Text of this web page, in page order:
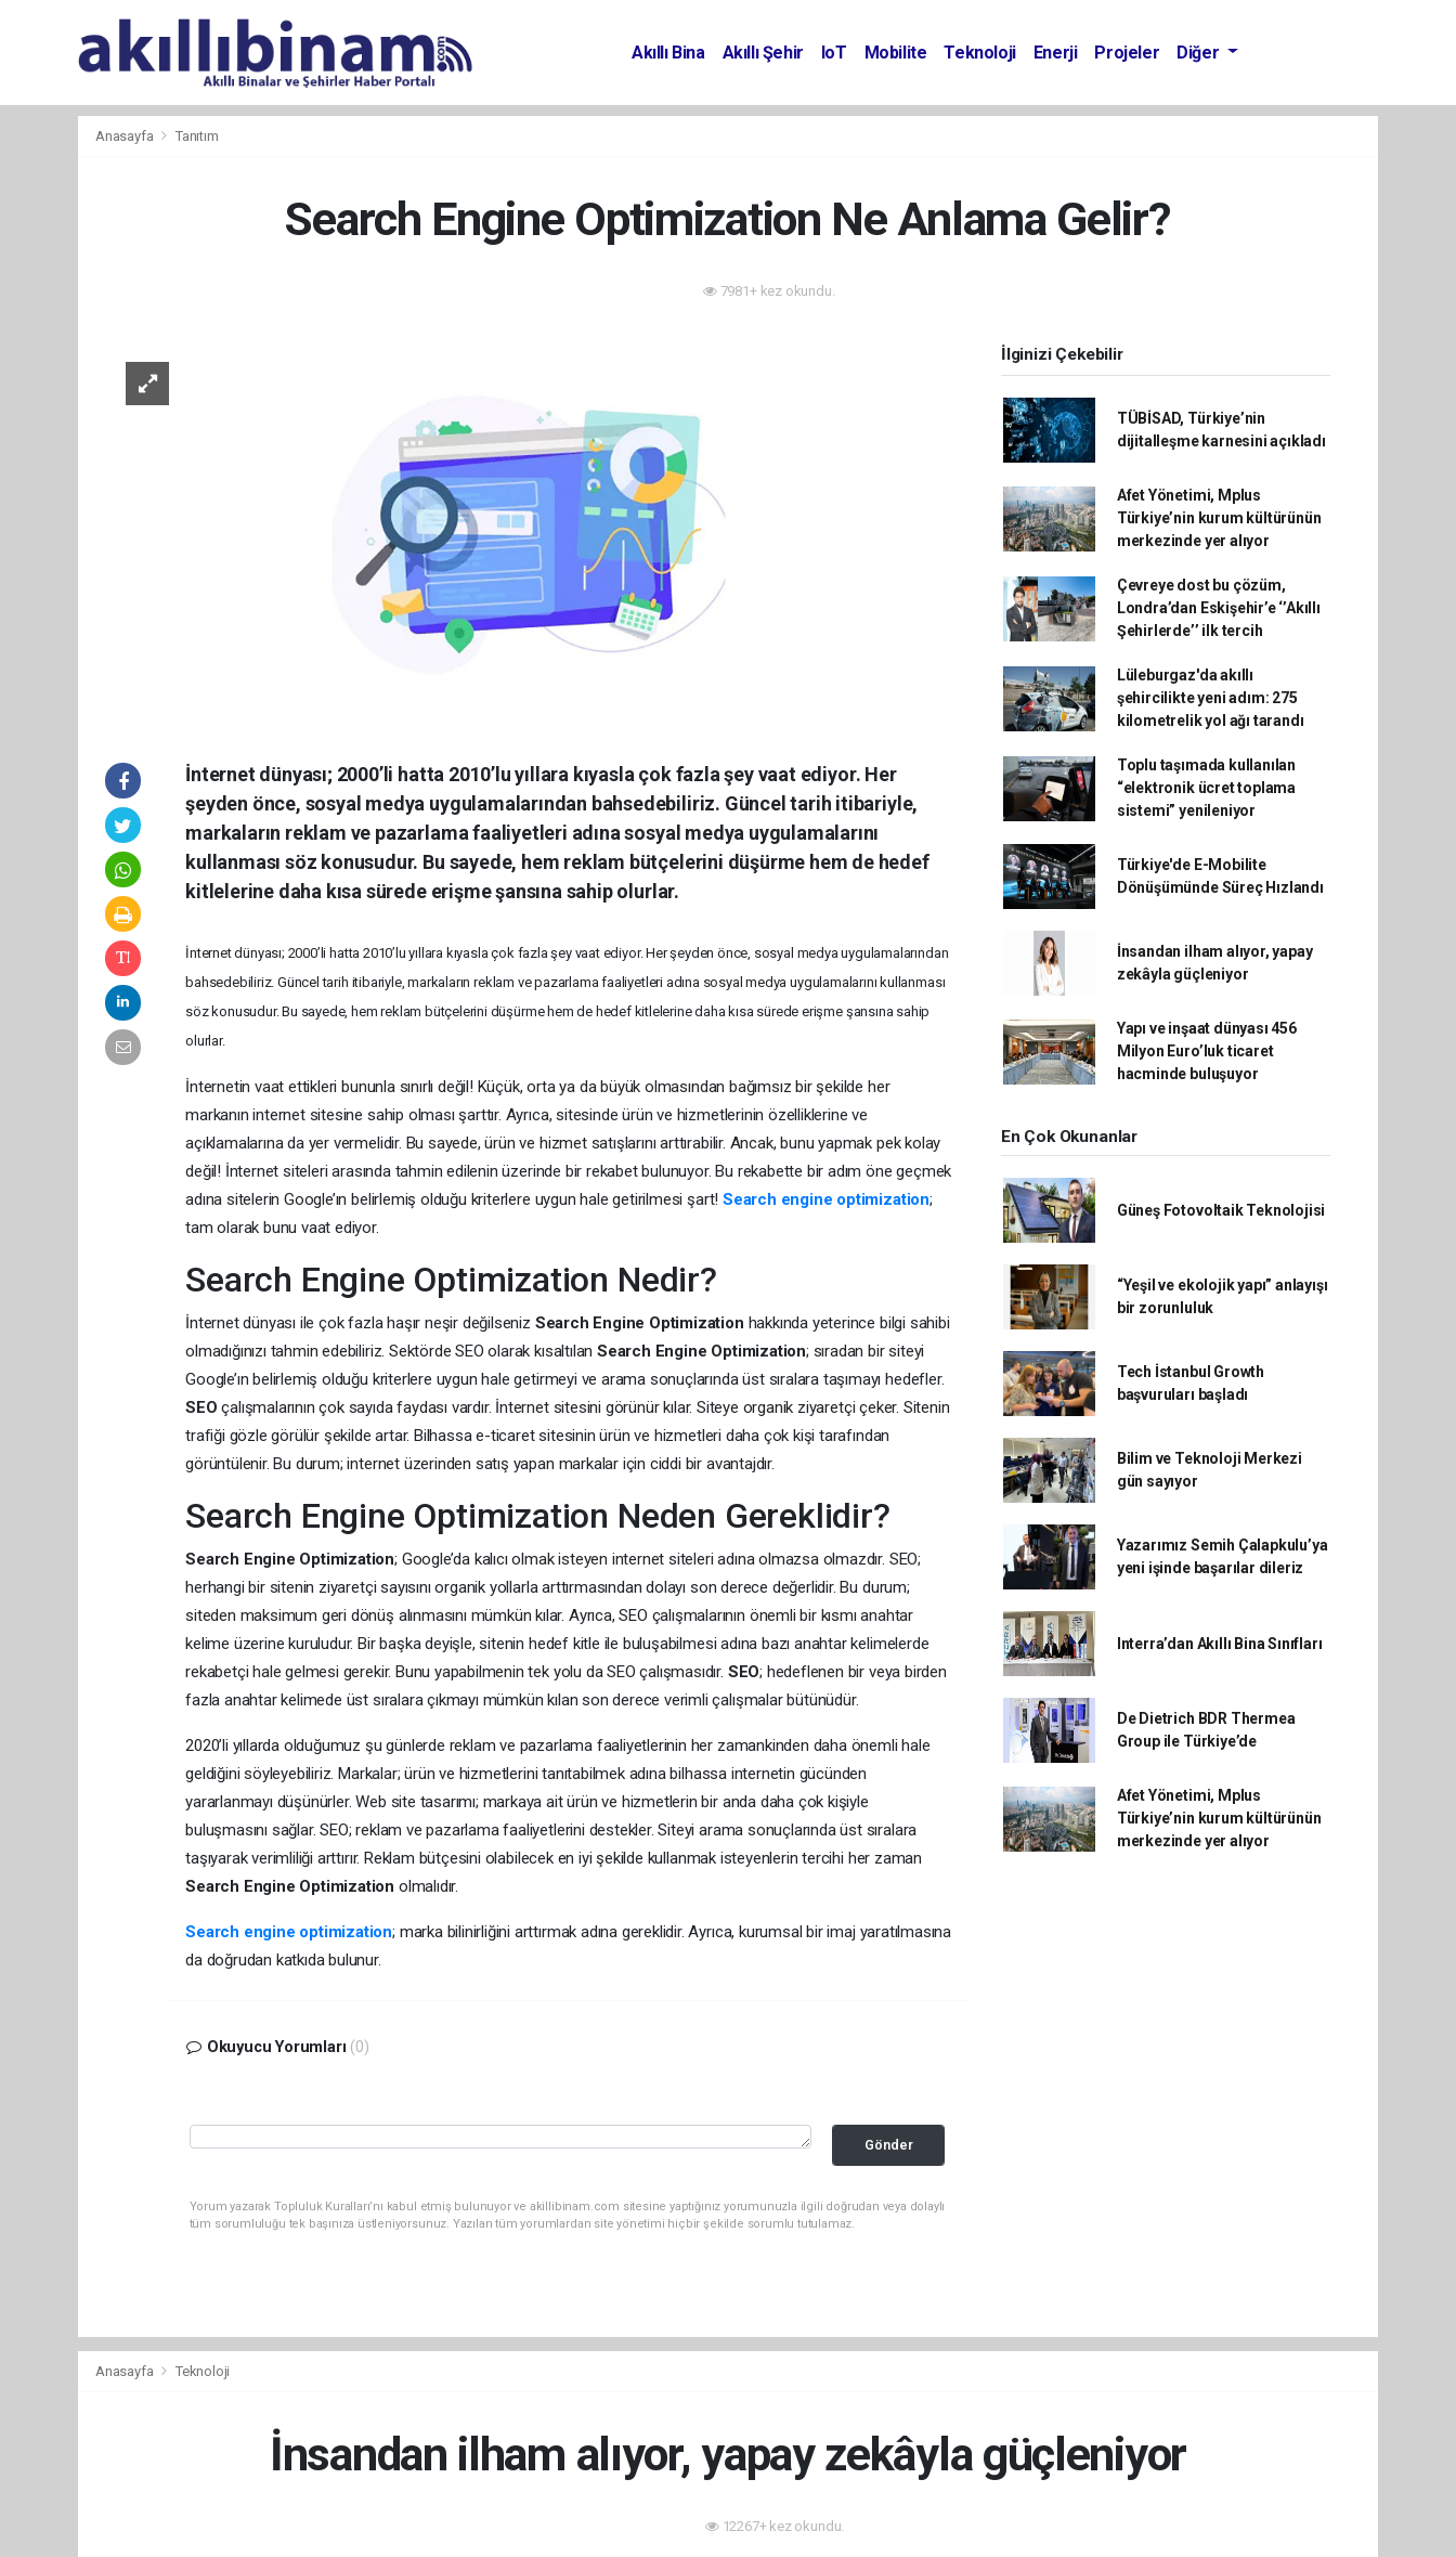
Akıllı Bina Akıllı Şehir IoT Mobilite Teknoloji Enerji Projeler Diğer
Anasayfa Tanıtım
Search Engine Optimization Ne Anlama Gelir?
7981+ kez okundu.
İnternet dünyası; 2000’li hatta 2010’lu yıllara kıyasla çok fazla şey vaat ediyor. Her
şeyden önce, sosyal medya uygulamalarından bahsedebiliriz. Güncel tarih itibariyle,
markaların reklam ve pazarlama faaliyetleri adına sosyal medya uygulamalarını
kullanması söz konusudur. Bu sayede, hem reklam bütçelerini düşürme hem de hedef
kitlelerine daha kısa sürede erişme şansına sahip olurlar.
İnternet dünyası; 2000’li hatta 2010’lu yıllara kıyasla çok fazla şey vaat ediyor. Her şeyden önce, sosyal medya uygulamalarından
bahsedebiliriz. Güncel tarih itibariyle, markaların reklam ve pazarlama faaliyetleri adına sosyal medya uygulamalarını kullanması
söz konusudur. Bu sayede, hem reklam bütçelerini düşürme hem de hedef kitlelerine daha kısa sürede erişme şansına sahip
olurlar.
İnternetin vaat ettikleri bununla sınırlı değil! Küçük, orta ya da büyük olmasından bağımsız bir şekilde her
markanın internet sitesine sahip olması şarttır. Ayrıca, sitesinde ürün ve hizmetlerinin özelliklerine ve
açıklamalarına da yer vermelidir. Bu sayede, ürün ve hizmet satışlarını arttırabilir. Ancak, bunu yapmak pek kolay
değil! İnternet siteleri arasında tahmin edilenin üzerinde bir rekabet bulunuyor. Bu rekabette bir adım öne geçmek
adına sitelerin Google’ın belirlemiş olduğu kriterlere uygun hale getirilmesi şart! Search engine optimization;
tam olarak bunu vaat ediyor.
Search Engine Optimization Nedir?
İnternet dünyası ile çok fazla haşır neşir değilseniz Search Engine Optimization hakkında yeterince bilgi sahibi
olmadığınızı tahmin edebiliriz. Sektörde SEO olarak kısaltılan Search Engine Optimization; sıradan bir siteyi
Google’ın belirlemiş olduğu kriterlere uygun hale getirmeyi ve arama sonuçlarında üst sıralara taşımayı hedefler.
SEO çalışmalarının çok sayıda faydası vardır. İnternet sitesini görünür kılar. Siteye organik ziyaretçi çeker. Sitenin
trafiği gözle görülür şekilde artar. Bilhassa e-ticaret sitesinin ürün ve hizmetleri daha çok kişi tarafından
görüntülenir. Bu durum; internet üzerinden satış yapan markalar için ciddi bir avantajdır.
Search Engine Optimization Neden Gereklidir?
Search Engine Optimization; Google’da kalıcı olmak isteyen internet siteleri adına olmazsa olmazdır. SEO;
herhangi bir sitenin ziyaretçi sayısını organik yollarla arttırmasından dolayı son derece değerlidir. Bu durum;
siteden maksimum geri dönüş alınmasını mümkün kılar. Ayrıca, SEO çalışmalarının önemli bir kısmı anahtar
kelime üzerine kuruludur. Bir başka deyişle, sitenin hedef kitle ile buluşabilmesi adına bazı anahtar kelimelerde
rekabetçi hale gelmesi gerekir. Bunu yapabilmenin tek yolu da SEO çalışmasıdır. SEO; hedeflenen bir veya birden
fazla anahtar kelimede üst sıralara çıkmayı mümkün kılan son derece verimli çalışmalar bütünüdür.
2020’li yıllarda olduğumuz şu günlerde reklam ve pazarlama faaliyetlerinin her zamankinden daha önemli hale
geldiğini söyleyebiliriz. Markalar; ürün ve hizmetlerini tanıtabilmek adına bilhassa internetin gücünden
yararlanmayı düşünürler. Web site tasarımı; markaya ait ürün ve hizmetlerin bir anda daha çok kişiyle
buluşmasını sağlar. SEO; reklam ve pazarlama faaliyetlerini destekler. Siteyi arama sonuçlarında üst sıralara
taşıyarak verimliliği arttırır. Reklam bütçesini olabilecek en iyi şekilde kullanmak isteyenlerin tercihi her zaman
Search Engine Optimization olmalıdır.
Search engine optimization; marka bilinirliğini arttırmak adına gereklidir. Ayrıca, kurumsal bir imaj yaratılmasına
da doğrudan katkıda bulunur.
Okuyucu Yorumları (0)
Gönder
Yorum yazarak Topluluk Kuralları’nı kabul etmiş bulunuyor ve akillibinam.com sitesine yaptığınız yorumunuzla ilgili doğrudan veya dolaylı
tüm sorumluluğu tek başınıza üstleniyorsunuz. Yazılan tüm yorumlardan site yönetimi hiçbir şekilde sorumlu tutulamaz.
İlginizi Çekebilir
TÜBİSAD, Türkiye’nin
dijitalleşme karnesini açıkladı
Afet Yönetimi, Mplus
Türkiye’nin kurum kültürünün
merkezinde yer alıyor
Çevreye dost bu çözüm,
Londra’dan Eskişehir’e ‘’Akıllı
Şehirlerde’’ ilk tercih
Lüleburgaz'da akıllı
şehircilikte yeni adım: 275
kilometrelik yol ağı tarandı
Toplu taşımada kullanılan
“elektronik ücret toplama
sistemi” yenileniyor
Türkiye'de E-Mobilite
Dönüşümünde Süreç Hızlandı
İnsandan ilham alıyor, yapay
zekâyla güçleniyor
Yapı ve inşaat dünyası 456
Milyon Euro’luk ticaret
hacminde buluşuyor
En Çok Okunanlar
Güneş Fotovoltaik Teknolojisi
“Yeşil ve ekolojik yapı” anlayışı
bir zorunluluk
Tech İstanbul Growth
başvuruları başladı
Bilim ve Teknoloji Merkezi
gün sayıyor
Yazarımız Semih Çalapkulu’ya
yeni işinde başarılar dileriz
Interra’dan Akıllı Bina Sınıfları
De Dietrich BDR Thermea
Group ile Türkiye’de
Afet Yönetimi, Mplus
Türkiye’nin kurum kültürünün
merkezinde yer alıyor
Anasayfa Teknoloji
İnsandan ilham alıyor, yapay zekâyla güçleniyor
12267+ kez okundu.